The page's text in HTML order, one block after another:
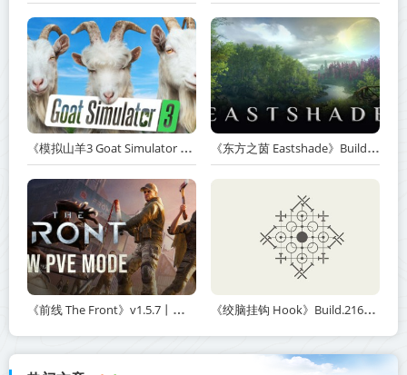
《模拟山羊3 Goat Simulator 3》v1.2.0.2-全DLC+含重制版【单机+联机】【PC/手机双端】丨中文版网盘下载 《东方之茵 Eastshade》Build.20251455-免安装中文版丨中文版网盘下载
《前线 The Front》v1.5.7丨中文版网盘下载 《绞脑挂钩 Hook》Build.21678887-免安装中文版丨中文版网盘下载